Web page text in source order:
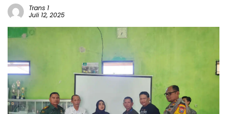
Trans 1
Juli 12, 2025